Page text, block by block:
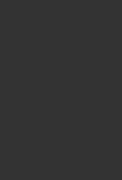
COMBINADOS DE TALLE ALTO